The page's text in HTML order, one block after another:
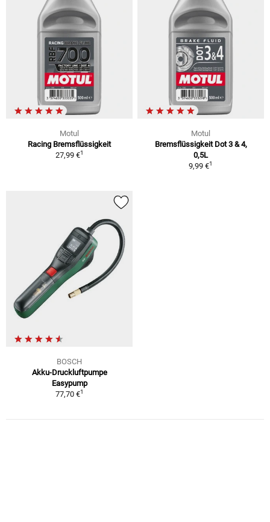
Motul
Racing Bremsflüssigkeit
27,99 €1
Motul
Bremsflüssigkeit Dot 3 & 4,
0,5L
9,99 €1
BOSCH
Akku-Druckluftpumpe
Easypump
77,70 €1